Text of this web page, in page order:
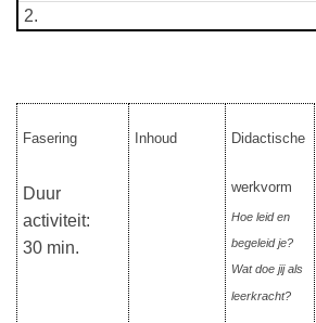
2.
Fasering
Duur
activiteit:
30 min.
Inhoud Didactische
werkvorm
Hoe leid en
begeleid je?
Wat doe jij als
leerkracht?